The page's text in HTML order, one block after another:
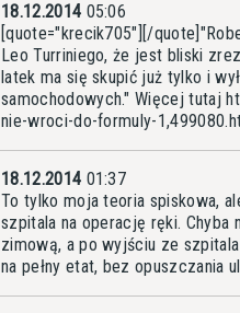
18.12.2014 05:06
[quote="krecik705"][/
Leo Turriniego, że jest bliski
latek ma się skupić już tylko i
samochodowych." Więcej tutaj
nie-wroci-do-formuly-
18.12.2014 01:37
To tylko moja teoria spiskowa,
szpitala na operację ręki. Chyba
zimową, a po wyjściu ze
na pełny etat, bez opuszczania